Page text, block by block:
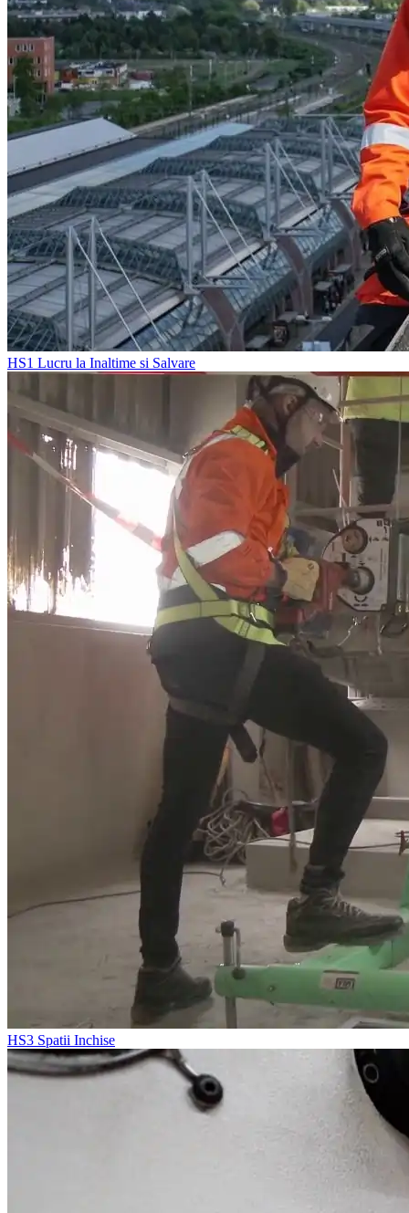
HS1 Lucru la Inaltime si Salvare
HS3 Spatii Inchise